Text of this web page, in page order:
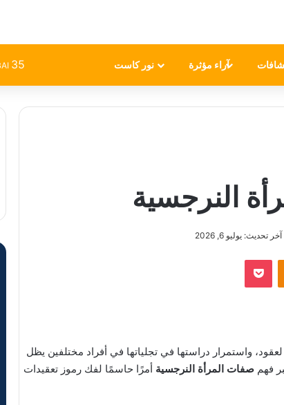
آراء مؤثرة نور كاست 35
النرجسية
آخر تحديث: يوليو 6, 2026
واستمرار دراستها في تجلياتها في أفراد مختلفين يظل
فهم صفات المرأة النرجسية أمرًا حاسمًا لفك رموز تعقيدات